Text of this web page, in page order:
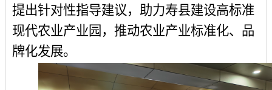
提出针对性指导建议，助力寿县建设高标准
现代农业产业园，推动农业产业标准化、品
牌化发展。